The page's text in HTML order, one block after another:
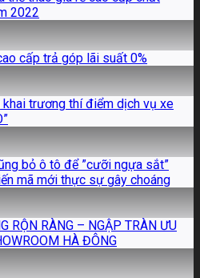
2022
cấp trả góp lãi suất 0%
trương thí điểm dịch vụ xe
bỏ ô tô để ”cưỡi ngựa sắt”
mã mới thực sự gây choáng
RỘN RÀNG – NGẬP TRÀN ƯU
HÀ ĐÔNG